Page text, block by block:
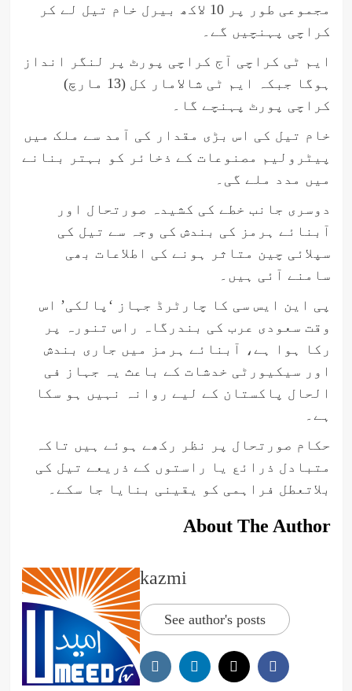
مجموعی طور پر 10 لاکھ بیرل خام تیل لے کر
کراچی پہنچیں گے۔
ایم ٹی کراچی آج کراچی پورٹ پر لنگر انداز
ہوگا جبکہ ایم ٹی شالامار کل (13 مارچ)
کراچی پورٹ پہنچے گا۔
خام تیل کی اس بڑی مقدار کی آمد سے ملک میں
پیٹرولیم مصنوعات کے ذخائر کو بہتر بنانے
میں مدد ملے گی۔
دوسری جانب خطے کی کشیدہ صورتحال اور
آبنائے ہرمز کی بندش کی وجہ سے تیل کی
سپلائی چین متاثر ہونے کی اطلاعات بھی
سامنے آئی ہیں۔
پی این ایس سی کا چارٹرڈ جہاز ‘پالکی’ اس
وقت سعودی عرب کی بندرگاہ راس تنورہ پر
رکا ہوا ہے، آبنائے ہرمز میں جاری بندش
اور سیکیورٹی خدشات کے باعث یہ جہاز فی
الحال پاکستان کے لیے روانہ نہیں ہو سکا
ہے۔
حکام صورتحال پر نظر رکھے ہوئے ہیں تاکہ
متبادل ذرائع یا راستوں کے ذریعے تیل کی
بلاتعطل فراہمی کو یقینی بنایا جا سکے۔
About The Author
kazmi
See author's posts